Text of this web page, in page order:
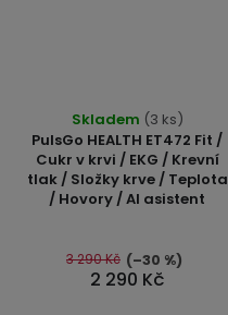
PulsGo HEALTH ET472 Fit /
Cukr v krvi / EKG / Krevní
tlak / Složky krve / Teplota
/ Hovory / AI asistent
hodnocení
produktu
je
5,0
5
hvězdiček.
Skladem (3 ks)
2 290 Kč
3 290 Kč (–30 %)